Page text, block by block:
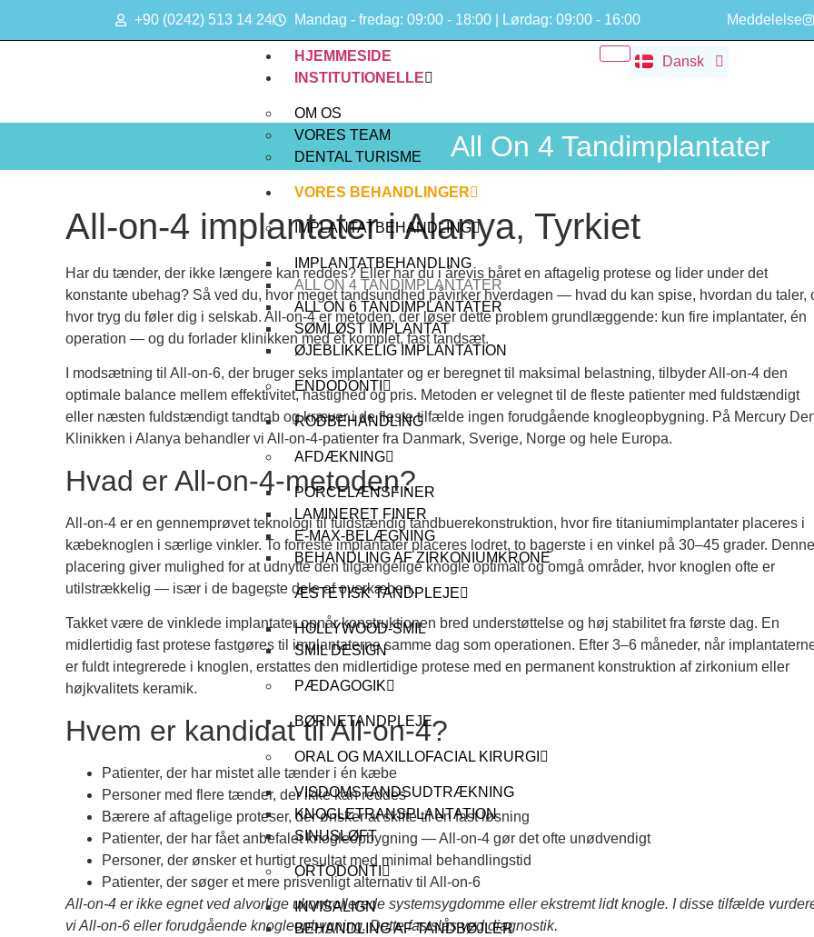
+90 (0242) 513 14 24 Mandag - fredag: 09:00 - 18:00 | Lørdag: 09:00 - 16:00 Meddelelse
HJEMMESIDE
INSTITUTIONELLE
OM OS
VORES TEAM
DENTAL TURISME
VORES BEHANDLINGER
IMPLANTATBEHANDLING
IMPLANTATBEHANDLING
ALL ON 4 TANDIMPLANTATER
ALL ON 6 TANDIMPLANTATER
SØMLØST IMPLANTAT
ØJEBLIKKELIG IMPLANTATION
ENDODONTI
RODBEHANDLING
AFDÆKNING
PORCELÆNSFINER
LAMINERET FINER
E-MAX-BELÆGNING
BEHANDLING AF ZIRKONIUMKRONE
ÆSTETISK TANDPLEJE
HOLLYWOOD-SMIL
SMIL DESIGN
PÆDAGOGIK
BØRNETANDPLEJE
ORAL OG MAXILLOFACIAL KIRURGI
VISDOMSTANDSUDTRÆKNING
KNOGLETRANSPLANTATION
SINUSLØFT
ORTODONTI
INVISALIGN
BEHANDLING AF TANDBØJLER
Dansk
Deutsch
Русский
All On 4 Tandimplantater
All-on-4 implantater i Alanya, Tyrkiet
Har du tænder, der ikke længere kan reddes? Eller har du i årevis båret en aftagelig protese og lider under det
konstante ubehag? Så ved du, hvor meget tandsundhed påvirker hverdagen — hvad du kan spise, hvordan du taler,
hvor tryg du føler dig i selskab. All-on-4 er metoden, der løser dette problem grundlæggende: kun fire implantater, én
operation — og du forlader klinikken med et komplet, fast tandsæt.
I modsætning til All-on-6, der bruger seks implantater og er beregnet til maksimal belastning, tilbyder All-on-4 den
optimale balance mellem effektivitet, hastighed og pris. Metoden er velegnet til de fleste patienter med fuldstændigt
eller næsten fuldstændigt tandtab og kræver i de fleste tilfælde ingen forudgående knogleopbygning. På Mercury
Klinikken i Alanya behandler vi All-on-4-patienter fra Danmark, Sverige, Norge og hele Europa.
Hvad er All-on-4-metoden?
All-on-4 er en gennemprøvet teknologi til fuldstændig tandbuerekonstruktion, hvor fire titaniumimplantater placeres i
kæbeknoglen i særlige vinkler. To forreste implantater placeres lodret, to bagerste i en vinkel på 30–45 grader. Denne
placering giver mulighed for at udnytte den tilgængelige knogle optimalt og omgå områder, hvor knoglen ofte er
utilstrækkelig — især i de bagerste dele af overkæben.
Takket være de vinklede implantater opnår konstruktionen bred understøttelse og høj stabilitet fra første dag. En
midlertidig fast protese fastgøres til implantaterne samme dag som operationen. Efter 3–6 måneder, når
er fuldt integrerede i knoglen, erstattes den midlertidige protese med en permanent konstruktion af zirkonium eller
højkvalitets keramik.
Hvem er kandidat til All-on-4?
Patienter, der har mistet alle tænder i én kæbe
Personer med flere tænder, der ikke kan reddes
Bærere af aftagelige proteser, der ønsker at skifte til en fast løsning
Patienter, der har fået anbefalet knogleopbygning — All-on-4 gør det ofte unødvendigt
Personer, der ønsker et hurtigt resultat med minimal behandlingstid
Patienter, der søger et mere prisvenligt alternativ til All-on-6
All-on-4 er ikke egnet ved alvorlige ukontrollerede systemsygdomme eller ekstremt lidt knogle. I disse tilfælde
vi All-on-6 eller forudgående knogleopbygning. Dette fastslås ved diagnostik.